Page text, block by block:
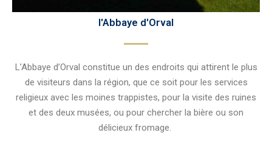
l'Abbaye d'Orval
L’Abbaye d’Orval constitue un des endroits qui attirent le plus
de visiteurs dans la région, que ce soit pour les services
religieux avec les moines trappistes, pour la visite des ruines
et des deux musées, ou pour chercher la bière ou son
délicieux fromage.